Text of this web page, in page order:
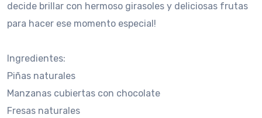
decide brillar con hermoso girasoles y deliciosas frutas
para hacer ese momento especial!
Ingredientes:
Piñas naturales
Manzanas cubiertas con chocolate
Fresas naturales